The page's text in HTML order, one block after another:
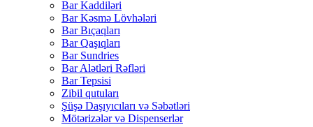
Bar Kaddiləri
Bar Kəsmə Lövhələri
Bar Bıçaqları
Bar Qaşıqları
Bar Sundries
Bar Alətləri Rəfləri
Bar Tepsisi
Zibil qutuları
Şüşə Daşıyıcıları və Səbətləri
Mötərizələr və Dispenserlər